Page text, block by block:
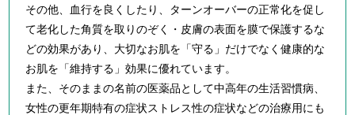
その他、血行を良くしたり、ターンオーバーの正常化を促し
て老化した角質を取りのぞく・皮膚の表面を膜で保護するな
どの効果があり、大切なお肌を「守る」だけでなく健康的な
お肌を「維持する」効果に優れています。
また、そのままの名前の医薬品として中高年の生活習慣病、
女性の更年期特有の症状ストレス性の症状などの治療用にも